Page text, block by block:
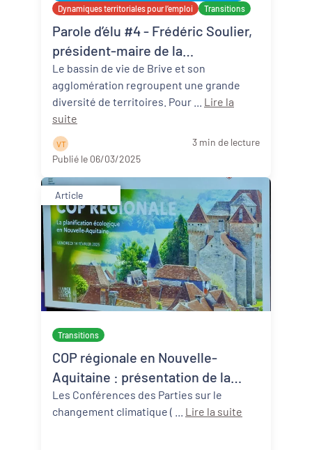
Dynamiques territoriales pour l’emploi
Transitions
Parole d’élu #4 - Frédéric Soulier,
président-maire de la
communauté d’agglomération du
Bassin de Brive (19)
Le bassin de vie de Brive et son
agglomération regroupent une grande
Lire la
suite
V T
3 min de lecture
Publié le 06/03/2025
Article
Transitions
COP régionale en Nouvelle-
Aquitaine : présentation de la
feuille de route 2025-2030
Les Conférences des Parties sur le
Lire la suite